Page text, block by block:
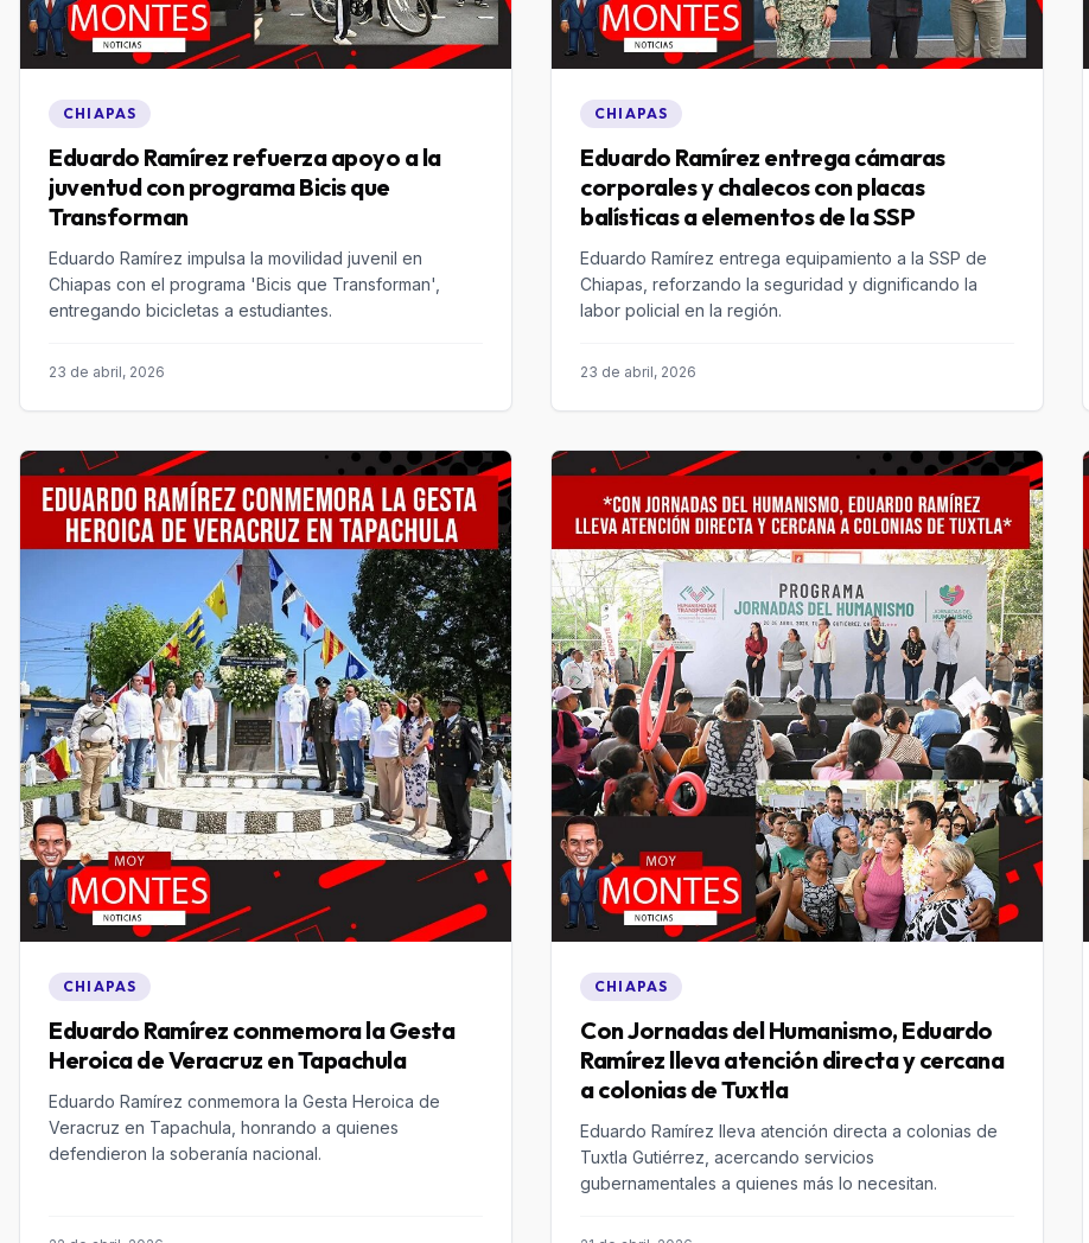
CHIAPAS
Eduardo Ramírez refuerza apoyo a la
juventud con programa Bicis que
Transforman
Eduardo Ramírez impulsa la movilidad juvenil en
Chiapas con el programa 'Bicis que Transforman',
entregando bicicletas a estudiantes.
23 de abril, 2026
CHIAPAS
Eduardo Ramírez entrega cámaras
corporales y chalecos con placas
balísticas a elementos de la SSP
Eduardo Ramírez entrega equipamiento a la SSP de
Chiapas, reforzando la seguridad y dignificando la
labor policial en la región.
23 de abril, 2026
CHIAPAS
Eduardo Ramírez conmemora la Gesta
Eduardo Ramírez conmemora la Gesta Heroica de
Veracruz en Tapachula, honrando a quienes
defendieron la soberanía nacional.
CHIAPAS
Con Jornadas del Humanismo, Eduardo
Ramírez lleva atención directa y cercana
a colonias de Tuxtla
Eduardo Ramírez lleva atención directa a colonias de
Tuxtla Gutiérrez, acercando servicios
gubernamentales a quienes más lo necesitan.